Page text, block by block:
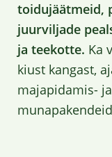
toidujäätmeid,
juurviljade
ja teekotte. Ka
kiust kangast,
majapidamis-